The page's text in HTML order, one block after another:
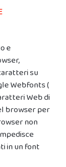
e
su
Webfonts (
Web di
browser per
non
in un font